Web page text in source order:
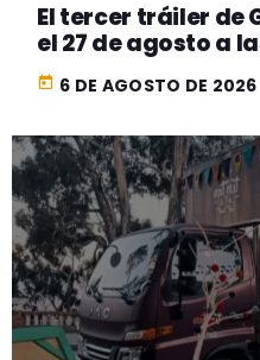
El tercer tráiler de
el 27 de agosto a
today 6 DE AGOSTO DE 2026